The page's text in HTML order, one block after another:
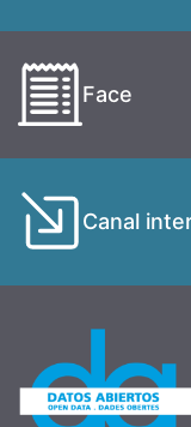
Face
Canal